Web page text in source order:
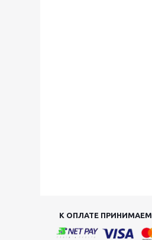
К ОПЛАТЕ ПРИНИМАЕМ